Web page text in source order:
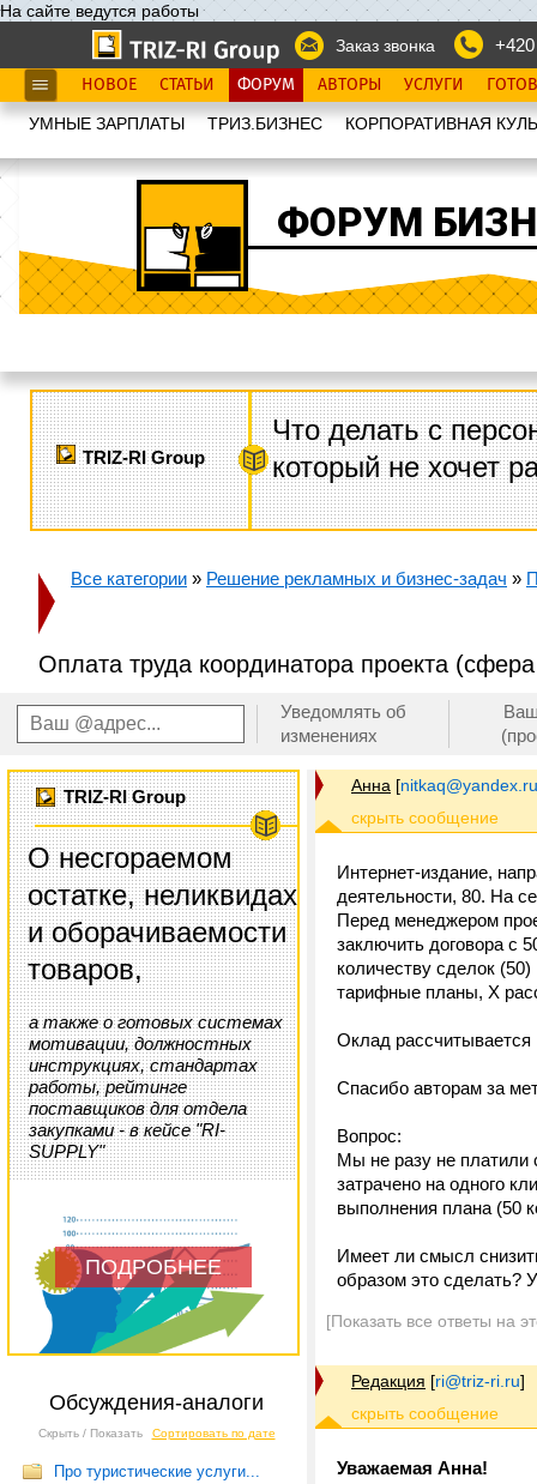
На сайте ведутся работы
Заказ звонка
НОВОЕ СТАТЬИ ФОРУМ АВТОРЫ УСЛУГИ
УМНЫЕ ЗАРПЛАТЫ ТРИЗ.БИЗНЕС КОРПОРАТИВНАЯ
ФОРУМ
TRIZ-RI Group
Что делать с
который не хочет
Все категории » Решение рекламных и бизнес-задач »
Оплата труда координатора проекта
Уведомлять об
изменениях
TRIZ-RI Group
О несгораемом
остатке, неликвидах
и оборачиваемости
товаров,
а также о готовых системах
мотивации, должностных
инструкциях, стандартах
работы, рейтинге
поставщиков для отдела
закупками - в кейсе "RI-
SUPPLY"
ПОДРОБНЕЕ
Обсуждения-аналоги
Скрыть / Показать Сортировать по дате
Про туристические услуги...
Анна [nitkaq@yandex.ru
Интернет-издание,
деятельности, 80. На
Перед менеджером
заключить договора с
количеству сделок
тарифные планы, Х
Оклад
Спасибо авторам за
Вопрос:
Мы не разу не платили
затрачено на одного
выполнения плана (50
Имеет ли смысл
образом это сделать?
[Показать все ответы на
Редакция [ri@triz-ri.ru]
Уважаемая Анна!